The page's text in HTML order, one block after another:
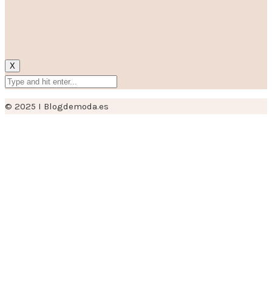
X
© 2025 I Blogdemoda.es